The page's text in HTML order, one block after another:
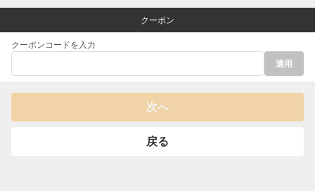
クーポン
クーポンコードを入力
適用
次へ
戻る